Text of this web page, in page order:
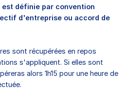
définie par convention
d'entreprise ou accord de
sont récupérées en repos
s'appliquent. Si elles sont
alors 1h15 pour une heure de